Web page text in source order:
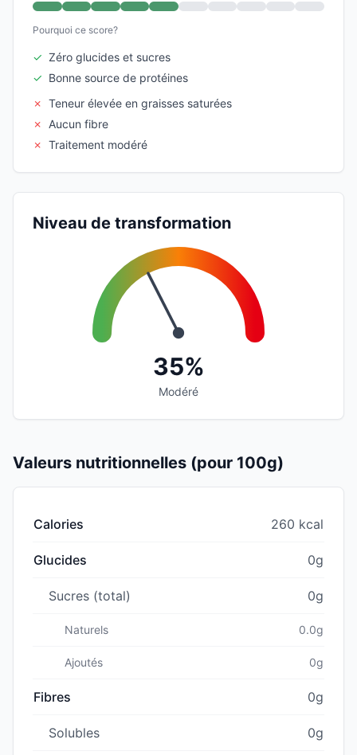
Pourquoi ce score?
✓ Zéro glucides et sucres
✓ Bonne source de protéines
✗ Teneur élevée en graisses saturées
✗
Aucun fibre
✗ Traitement modéré
Niveau de transformation
35%
Modéré
Valeurs nutritionnelles (pour 100g)
Calories 260 kcal
Glucides 0g
Sucres (total) 0g
Naturels 0.0g
Ajoutés 0g
Fibres 0g
Solubles 0g